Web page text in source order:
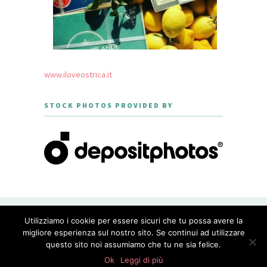
www.iloveostrica.it
STOCK PHOTOS PROVIDED BY
GOURMET - THEME DESIGNED BY
MERIDIANTHEMES
Utilizziamo i cookie per essere sicuri che tu possa avere la
migliore esperienza sul nostro sito. Se continui ad utilizzare
questo sito noi assumiamo che tu ne sia felice.
Ok
Leggi di più